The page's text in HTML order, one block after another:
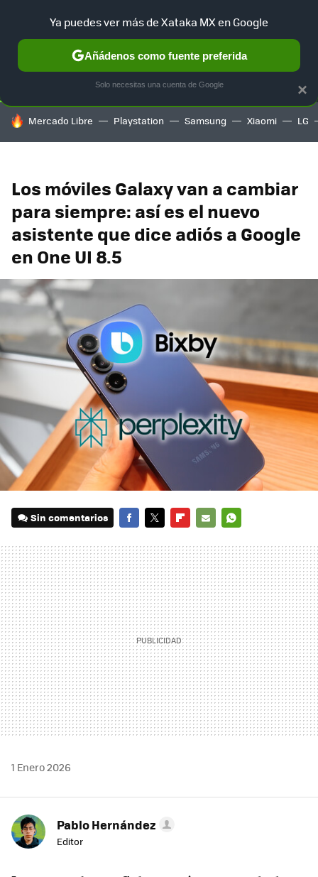
SELECCIÓN GAMING HOME AUTO TERRITORIO
HOY SE HABLA DE
Mercado Libre Playstation Samsung Xiaomi LG
Los móviles Galaxy van a cambiar
para siempre: así es el nuevo
asistente que dice adiós a Google
en One UI 8.5
Sin comentarios
MAIL
1 Enero 2026
Pablo Hernández
Editor
×
Ya puedes ver más de Xataka MX en Google
Añádenos como fuente preferida
Solo necesitas una cuenta de Google